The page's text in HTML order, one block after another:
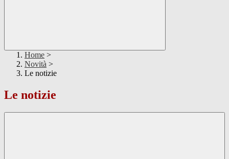
Home >
Novità >
Le notizie
Le notizie